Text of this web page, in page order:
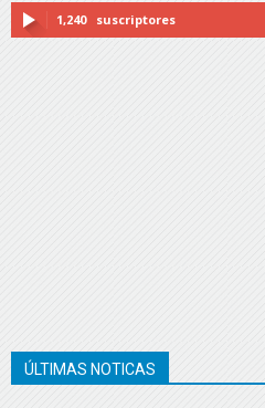
1,240 suscriptores
ÚLTIMAS NOTICAS